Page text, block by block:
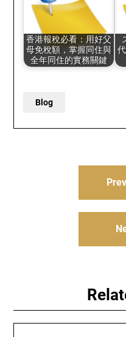
香港報稅必看：用好父
母免稅額，掌握同住與
全年同住的實務關鍵
Blog